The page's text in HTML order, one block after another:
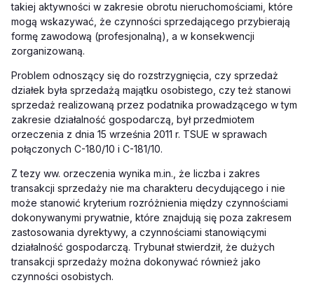
takiej aktywności w zakresie obrotu nieruchomościami, które
mogą wskazywać, że czynności sprzedającego przybierają
formę zawodową (profesjonalną), a w konsekwencji
zorganizowaną.
Problem odnoszący się do rozstrzygnięcia, czy sprzedaż
działek była sprzedażą majątku osobistego, czy też stanowi
sprzedaż realizowaną przez podatnika prowadzącego w tym
zakresie działalność gospodarczą, był przedmiotem
orzeczenia z dnia 15 września 2011 r. TSUE w sprawach
połączonych C-180/10 i C-181/10.
Z tezy ww. orzeczenia wynika m.in., że liczba i zakres
transakcji sprzedaży nie ma charakteru decydującego i nie
może stanowić kryterium rozróżnienia między czynnościami
dokonywanymi prywatnie, które znajdują się poza zakresem
zastosowania dyrektywy, a czynnościami stanowiącymi
działalność gospodarczą. Trybunał stwierdził, że dużych
transakcji sprzedaży można dokonywać również jako
czynności osobistych.